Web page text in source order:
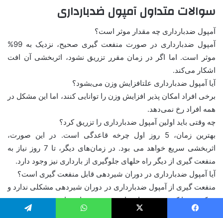
سوالات متداول آمپول ضدبارداری
آمپول ضدبارداری چه مقدار موثر است؟
آمپول ضدبارداری در صورت منفعت گیری صحیح، نزدیک به 99%
موثر است. اما اگر در زمان مقرر تزریق نشود، اثربخشی آن افت
اشکار می‌کند.
آیا آمپول ضدبارداری علتافزایش وزن می‌بشود؟
برخی افراد امکان پذیر افزایش وزن را توانایی کنند، اما این مشکل در
همه افراد رخ نمی‌دهد.
چه وقتی باید اولین آمپول ضدبارداری را تزریق کرد؟
بهترین زمان، 5 روز اول چرخه قاعدگی است. در این صورت،
اثربخشی سریع خواهد می بود. در زمان‌های دیگر، تا 7 روز نیاز به
منفعت گیری از دیگر راه حلهای جلوگیری از بارداری نیز وجود دارد.
آیا آمپول ضدبارداری در دوران شیردهی قابل منفعت گیری است؟
منفعت گیری از آمپول ضدبارداری در دوران شیردهی مشکلی ندارد و
بر کیفیت یا کمیت شیر مادر تاثییر منفی نخواهد داشت.
چه زمان بعد از قطع آمپول ضدبارداری، قابلیت باروری بازمی‌گردد؟